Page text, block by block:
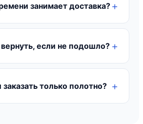
занимает доставка?
если не подошло?
только полотно?